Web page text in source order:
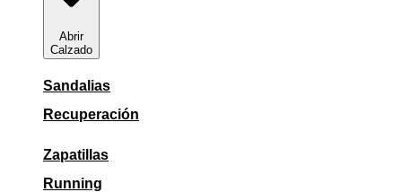
Abrir
Calzado
Sandalias
Recuperación
Zapatillas
Running